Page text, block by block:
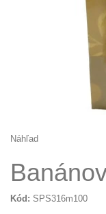
Náhľad
Kód: SPS316m100